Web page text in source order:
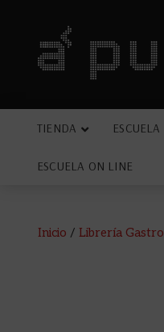
TIENDA
ESCUELA ON LINE
Inicio / Librería